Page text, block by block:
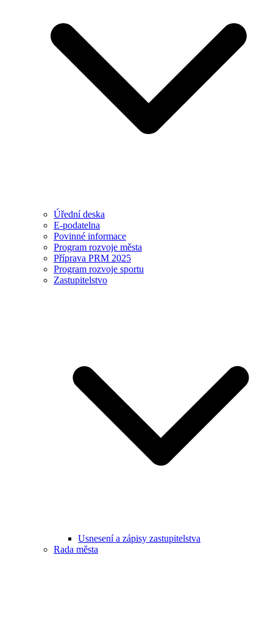
Úřední deska
E-podatelna
Povinné informace
Program rozvoje města
Příprava PRM 2025
Program rozvoje sportu
Zastupitelstvo
Usnesení a zápisy zastupitelstva
Rada města